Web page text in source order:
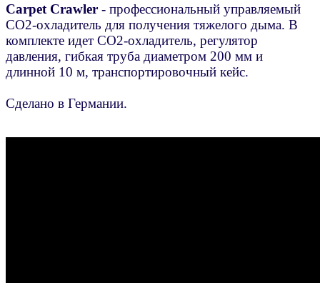
Carpet Crawler - профессиональный управляемый
СО2-охладитель для получения тяжелого дыма. В
комплекте идет CO2-охладитель, регулятор
давления, гибкая труба диаметром 200 мм и
длинной 10 м, транспортировочный кейс.
Сделано в Германии.